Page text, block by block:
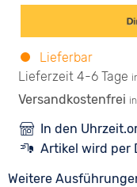
Lieferbar
Lieferzeit 4-6 Tage
Versandkostenfrei
In den
Artikel wird per
Weitere